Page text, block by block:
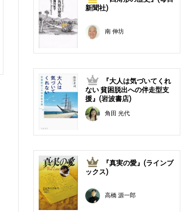
新聞社)
南 伸坊
2
『大人は気づいてくれ
ない 貧困脱出への伴走型支
援』(岩波書店)
角田 光代
3
『真実の愛』(ラインブ
ックス)
高橋 源一郎